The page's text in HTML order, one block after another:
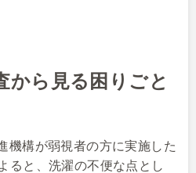
から見る困りごと
機構が弱視者の方に実施した
ると、洗濯の不便な点とし